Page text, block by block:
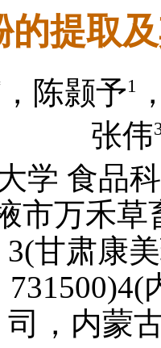
的提取
，陈颢予1
张伟
学 食品
市万禾
3(甘肃康
司，内蒙